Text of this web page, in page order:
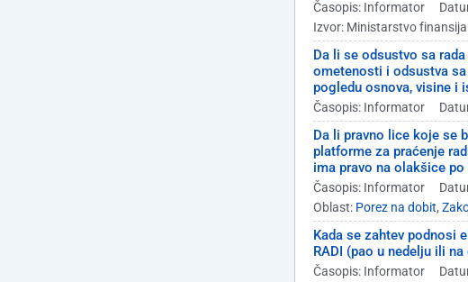
Časopis: Informator
Izvor: Ministarstvo finansija
Da li se odsustvo sa
ometenosti i odsustva
pogledu osnova, visine i
Časopis: Informator
Da li pravno lice koje se
platforme za praćenje
ima pravo na olakšice
Časopis: Informator
Oblast: Porez na dobit,
Kada se zahtev podnosi
RADI (pao u nedelju ili
Časopis: Informator